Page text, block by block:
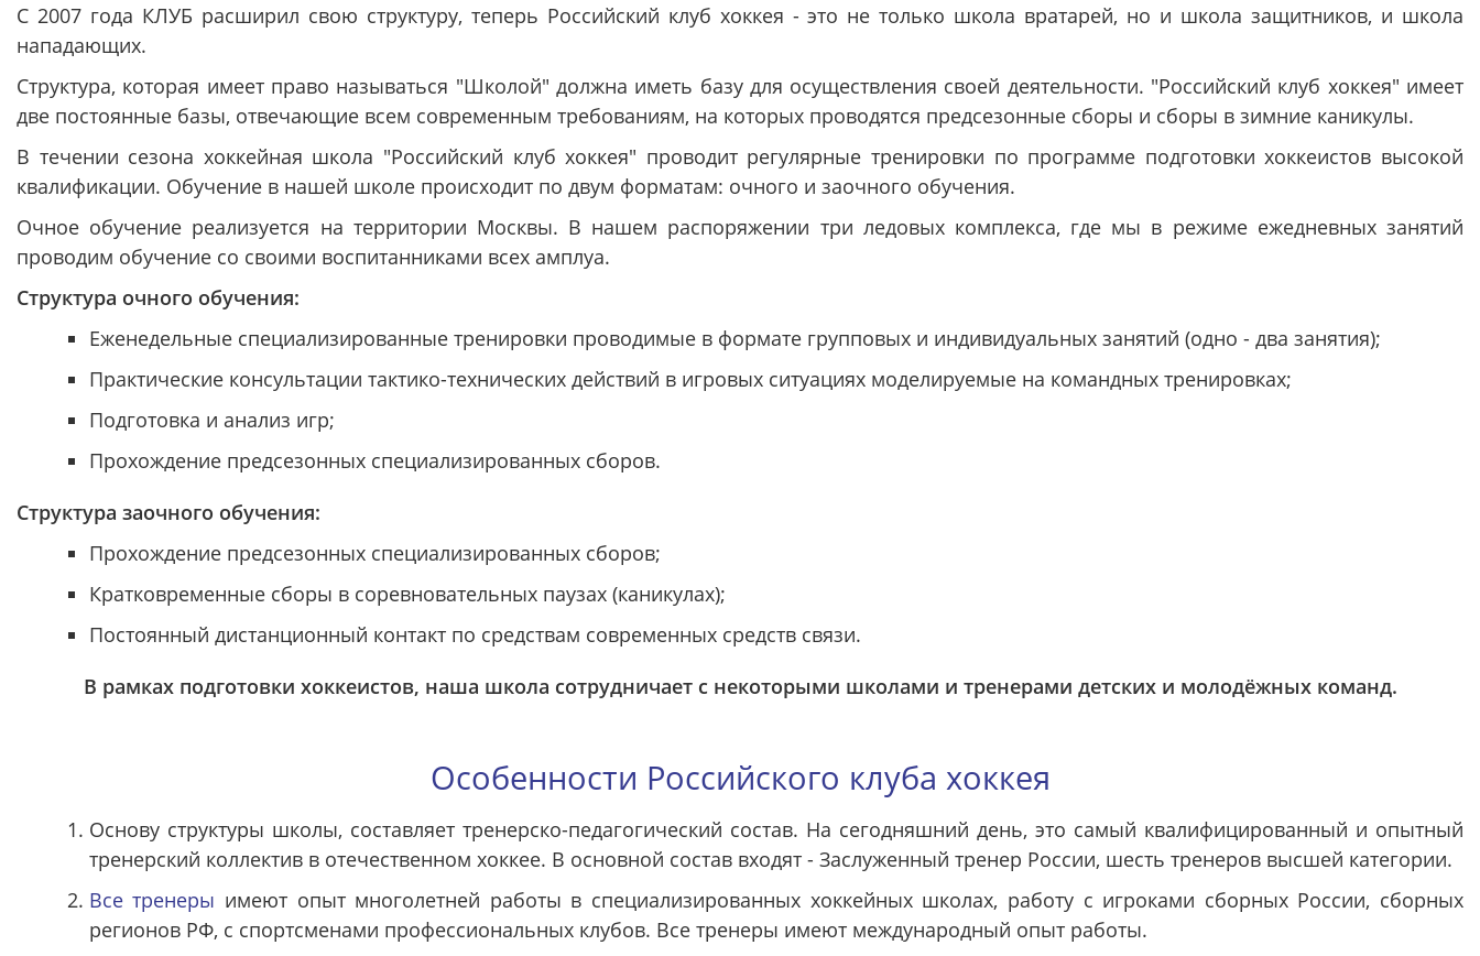
С 2007 года КЛУБ расширил свою структуру, теперь Российский клуб хоккея - это не только школа вратарей, но и школа защитников, и школа
нападающих.
Структура, которая имеет право называться "Школой" должна иметь базу для осуществления своей деятельности. "Российский клуб хоккея" имеет
две постоянные базы, отвечающие всем современным требованиям, на которых проводятся предсезонные сборы и сборы в зимние каникулы.
В течении сезона хоккейная школа "Российский клуб хоккея" проводит регулярные тренировки по программе подготовки хоккеистов высокой
квалификации. Обучение в нашей школе происходит по двум форматам: очного и заочного обучения.
Очное обучение реализуется на территории Москвы. В нашем распоряжении три ледовых комплекса, где мы в режиме ежедневных занятий
проводим обучение со своими воспитанниками всех амплуа.
Структура очного обучения:
Еженедельные специализированные тренировки проводимые в формате групповых и индивидуальных занятий (одно - два занятия);
Практические консультации тактико-технических действий в игровых ситуациях моделируемые на командных тренировках;
Подготовка и анализ игр;
Прохождение предсезонных специализированных сборов.
Структура заочного обучения:
Прохождение предсезонных специализированных сборов;
Кратковременные сборы в соревновательных паузах (каникулах);
Постоянный дистанционный контакт по средствам современных средств связи.
В рамках подготовки хоккеистов, наша школа сотрудничает с некоторыми школами и тренерами детских и молодёжных команд.
Особенности Российского клуба хоккея
Основу структуры школы, составляет тренерско-педагогический состав. На сегодняшний день, это самый квалифицированный и опытный
тренерский коллектив в отечественном хоккее. В основной состав входят - Заслуженный тренер России, шесть тренеров высшей категории.
Все тренеры имеют опыт многолетней работы в специализированных хоккейных школах, работу с игроками сборных России, сборных
регионов РФ, с спортсменами профессиональных клубов. Все тренеры имеют международный опыт работы.